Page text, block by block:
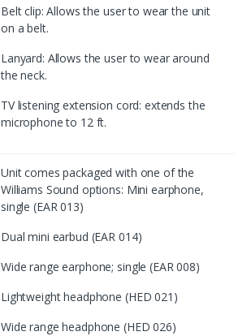
Belt clip: Allows the user to wear the unit
on a belt.
Lanyard: Allows the user to wear around
the neck.
TV listening extension cord: extends the
microphone to 12 ft.
Unit comes packaged with one of the
Williams Sound options: Mini earphone,
single (EAR 013)
Dual mini earbud (EAR 014)
Wide range earphone; single (EAR 008)
Lightweight headphone (HED 021)
Wide range headphone (HED 026)